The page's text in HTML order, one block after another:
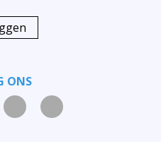
ONS